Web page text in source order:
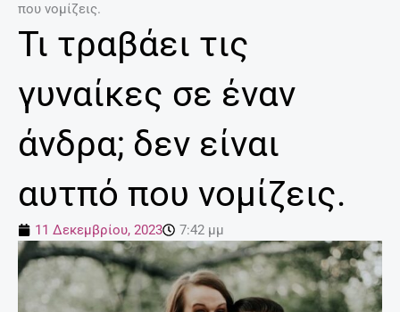
που νομίζεις.
Τι τραβάει τις
γυναίκες σε έναν
άνδρα; δεν είναι
αυτπό που νομίζεις.
11 Δεκεμβρίου, 2023 7:42 μμ